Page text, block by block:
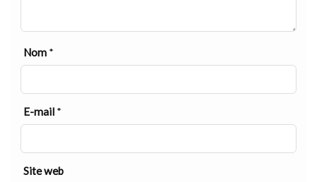
Nom *
E-mail *
Site web